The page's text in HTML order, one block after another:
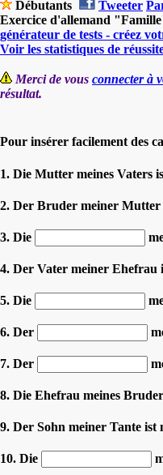
Débutants Tweeter
Exercice d'allemand
générateur de tests - créez
Voir les statistiques de
Merci de vous connecter à
résultat.
Pour insérer facilement des
1. Die Mutter meines Vaters
2. Der Bruder meiner Mutter
3. Die
4. Der Vater meiner Ehefrau
5. Die
6. Der
7. Der
8. Die Ehefrau meines
9. Der Sohn meiner Tante ist
10. Die